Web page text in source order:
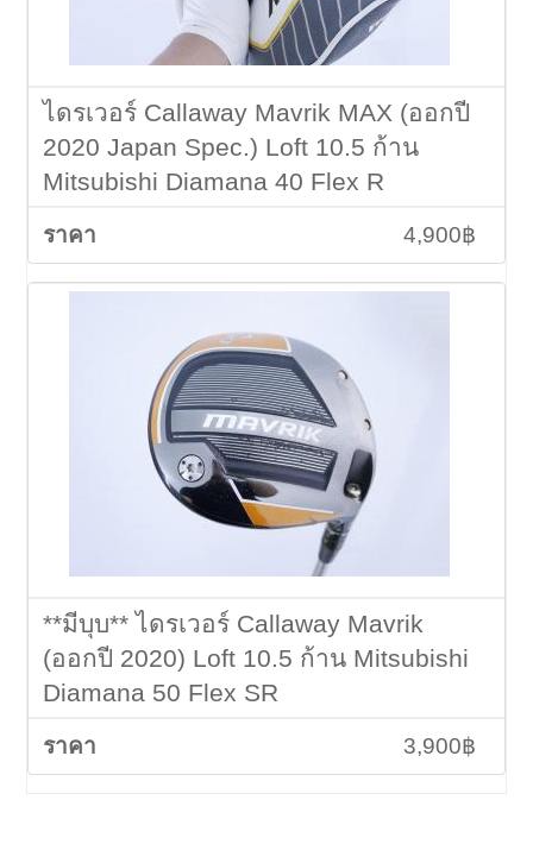
ไดรเวอร์ Callaway Mavrik MAX (ออกปี
2020 Japan Spec.) Loft 10.5 ก้าน
Mitsubishi Diamana 40 Flex R
4,900฿
**มีบุบ** ไดรเวอร์ Callaway Mavrik
(ออกปี 2020) Loft 10.5 ก้าน Mitsubishi
Diamana 50 Flex SR
3,900฿